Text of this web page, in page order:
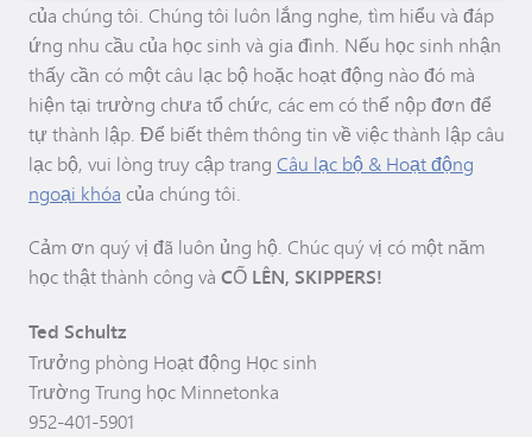
của chúng tôi. Chúng tôi luôn lắng nghe, tìm hiểu và đáp
ứng nhu cầu của học sinh và gia đình. Nếu học sinh nhận
thấy cần có một câu lạc bộ hoặc hoạt động nào đó mà
hiện tại trường chưa tổ chức, các em có thể nộp đơn để
tự thành lập. Để biết thêm thông tin về việc thành lập câu
lạc bộ, vui lòng truy cập trang Câu lạc bộ & Hoạt động
ngoại khóa của chúng tôi.
Cảm ơn quý vị đã luôn ủng hộ. Chúc quý vị có một năm
học thật thành công và CỐ LÊN, SKIPPERS!
Ted Schultz
Trưởng phòng Hoạt động Học sinh
Trường Trung học Minnetonka
952-401-5901